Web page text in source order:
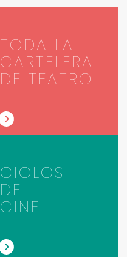
TODA LA
CARTELERA
DE TEATRO
CICLOS
DE
CINE